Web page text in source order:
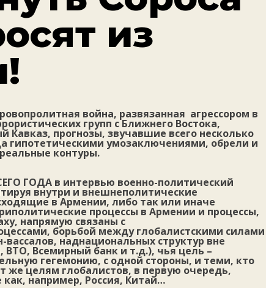
из
война, развязанная агрессором в
групп с Ближнего Востока,
прогнозы, звучавшие всего несколько
гипотетическими умозаключениями, обрели и
контуры.
ГОДА в интервью военно-политический
внутри и внешнеполитические
в Армении, либо так или иначе
процессы в Армении и процессы,
напрямую связаны с
борьбой между глобалистскими силами
наднациональных структур вне
Всемирный банк и т.д.), чья цель –
гегемонию, с одной стороны, и теми, кто
же целям глобалистов, в первую очередь,
например, Россия, Китай…